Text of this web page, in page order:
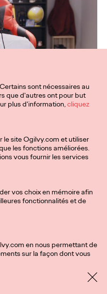
sont nécessaires au
que d'autres ont pour but
plus d'information,cliquez
le site Ogilvy.com et utiliser
les fonctions améliorées.
vous fournir les services
vos choix en mémoire afin
fonctionnalités et de
en nous permettant de
sur la façon dont vous